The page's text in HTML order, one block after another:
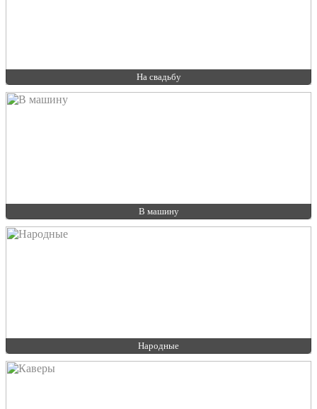
На свадьбу
В машину
Народные